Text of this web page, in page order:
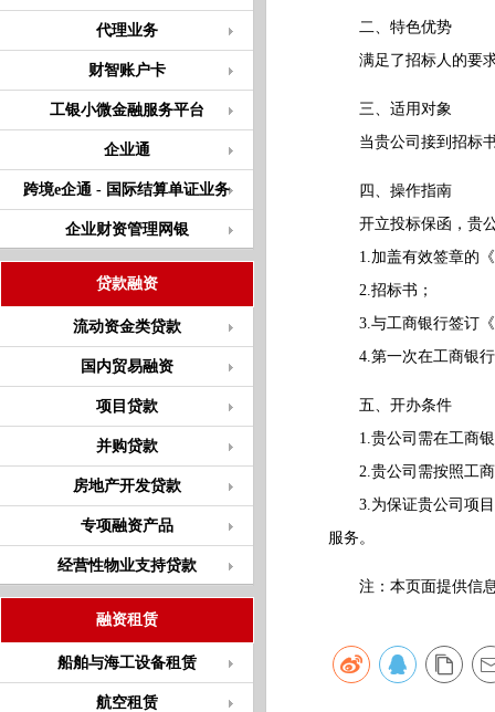
代理业务
财智账户卡
工银小微金融服务平台
企业通
跨境e企通 - 国际结算单证业务
企业财资管理网银
贷款融资
流动资金类贷款
国内贸易融资
项目贷款
并购贷款
房地产开发贷款
专项融资产品
经营性物业支持贷款
融资租赁
船舶与海工设备租赁
航空租赁
二、特色优势
满足了招标人的要求
三、适用对象
当贵公司接到招标书
四、操作指南
开立投标保函，贵公
1.加盖有效签章的《
2.招标书；
3.与工商银行签订《
4.第一次在工商银行
五、开办条件
1.贵公司需在工商银
2.贵公司需按照工商
3.为保证贵公司项目
服务。
注：本页面提供信息